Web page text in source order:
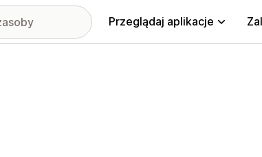
Przeglądaj aplikacje